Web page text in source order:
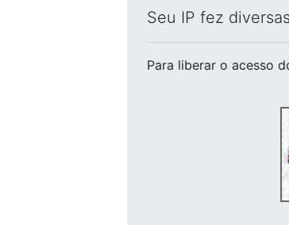
Seu IP fez
Para liberar o acesso